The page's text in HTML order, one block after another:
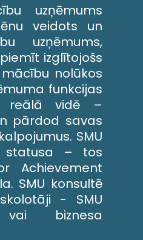
uzņēmums
veidots un
uzņēmums,
izglītojošs
mācību nolūkos
funkcijas
reālā vidē –
pārdod savas
SMU
statusa – tos
Achievement
SMU konsultē
- SMU
vai biznesa